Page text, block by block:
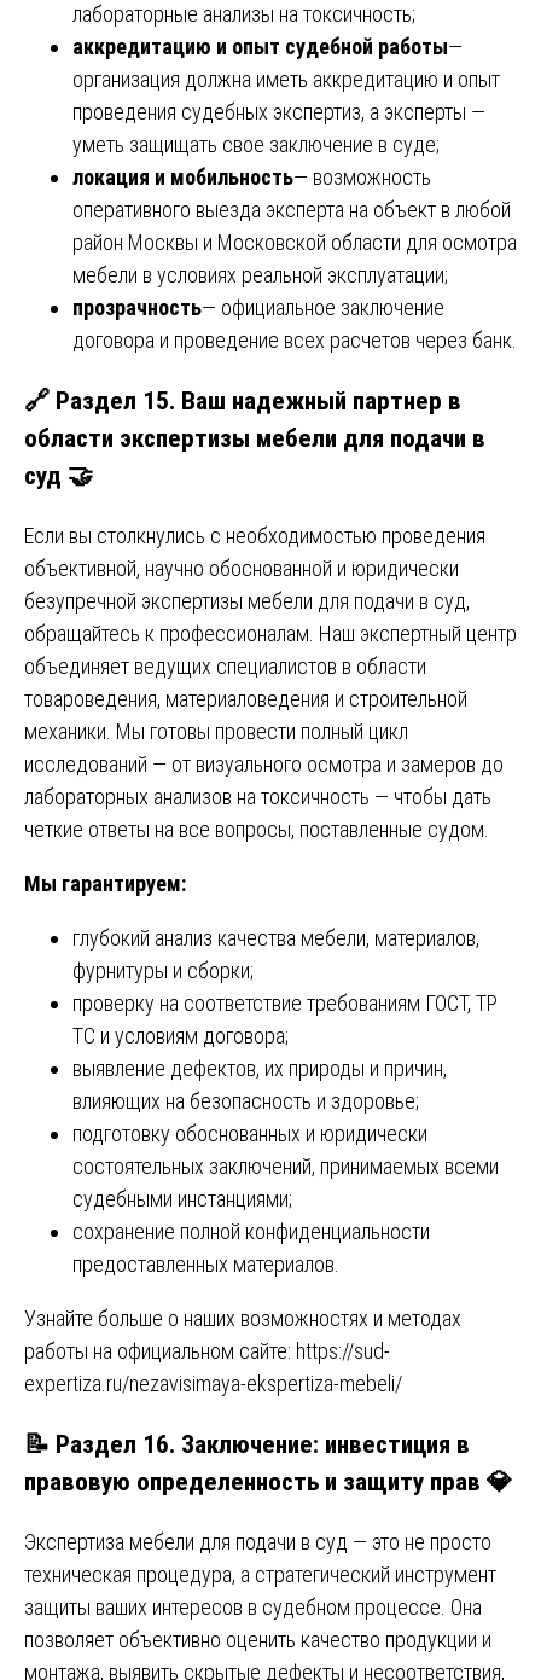
лабораторные анализы на токсичность;
аккредитацию и опыт судебной работы—
организация должна иметь аккредитацию и опыт
проведения судебных экспертиз, а эксперты —
уметь защищать свое заключение в суде;
локация и мобильность— возможность
оперативного выезда эксперта на объект в любой
район Москвы и Московской области для осмотра
мебели в условиях реальной эксплуатации;
прозрачность— официальное заключение
договора и проведение всех расчетов через банк.
🔗 Раздел 15. Ваш надежный партнер в
области экспертизы мебели для подачи в
суд 🤝
Если вы столкнулись с необходимостью проведения
объективной, научно обоснованной и юридически
безупречной экспертизы мебели для подачи в суд,
обращайтесь к профессионалам. Наш экспертный центр
объединяет ведущих специалистов в области
товароведения, материаловедения и строительной
механики. Мы готовы провести полный цикл
исследований — от визуального осмотра и замеров до
лабораторных анализов на токсичность — чтобы дать
четкие ответы на все вопросы, поставленные судом.
Мы гарантируем:
глубокий анализ качества мебели, материалов,
фурнитуры и сборки;
проверку на соответствие требованиям ГОСТ, ТР
ТС и условиям договора;
выявление дефектов, их природы и причин,
влияющих на безопасность и здоровье;
подготовку обоснованных и юридически
состоятельных заключений, принимаемых всеми
судебными инстанциями;
сохранение полной конфиденциальности
предоставленных материалов.
Узнайте больше о наших возможностях и методах
работы на официальном сайте: https://sud-
expertiza.ru/nezavisimaya-ekspertiza-mebeli/
📝 Раздел 16. Заключение: инвестиция в
правовую определенность и защиту прав 💎
Экспертиза мебели для подачи в суд — это не просто
техническая процедура, а стратегический инструмент
защиты ваших интересов в судебном процессе. Она
позволяет объективно оценить качество продукции и
монтажа, выявить скрытые дефекты и несоответствия,